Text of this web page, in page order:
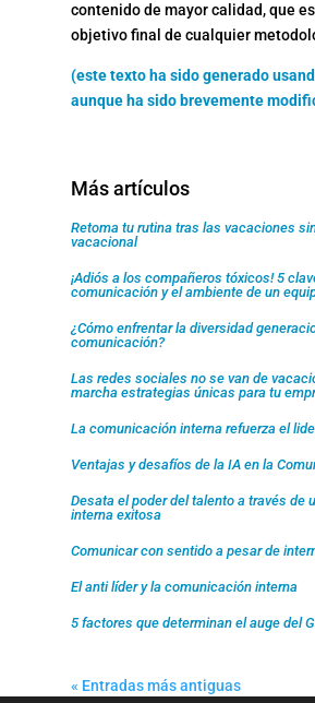
contenido de mayor calidad, que
objetivo final de cualquier
(este texto ha sido generado
aunque ha sido brevemente
Más artículos
Retoma tu rutina tras las vacaciones
vacacional
¡Adiós a los compañeros tóxicos! 5
comunicación y el ambiente de un
¿Cómo enfrentar la diversidad
comunicación?
Las redes sociales no se van de
marcha estrategias únicas para tu
La comunicación interna refuerza el
Ventajas y desafíos de la IA en la
Desata el poder del talento a través de
interna exitosa
Comunicar con sentido a pesar de
El anti líder y la comunicación interna
5 factores que determinan el auge del
« Entradas más antiguas